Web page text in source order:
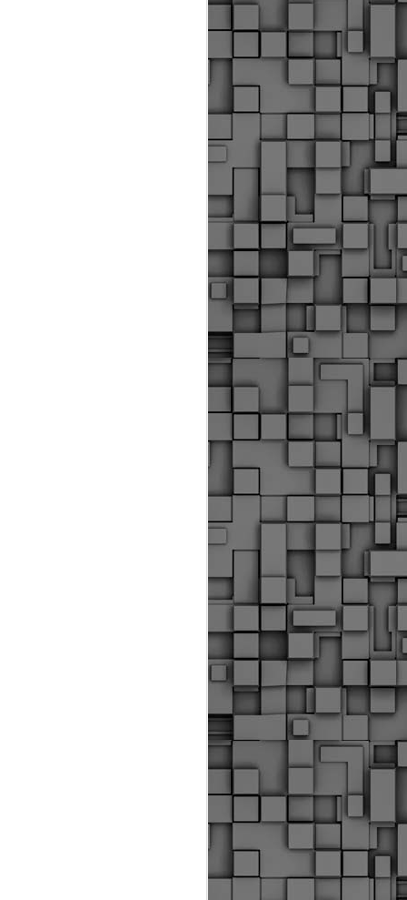
αστυνομικούς, οι οποίοι έχουν
εκπαίδευσή τους και
ο Δήμος παρέλαβε τρία
οποία θα χρησιμοποιούνται για
μετακινήσεις των